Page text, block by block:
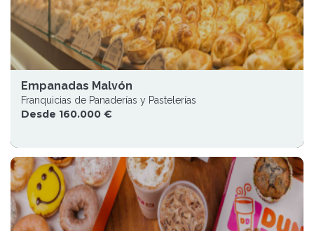
Empanadas Malvón
Franquicias de Panaderías y Pastelerías
Desde 160.000 €